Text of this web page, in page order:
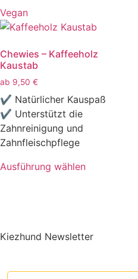
Vegan
Chewies – Kaffeeholz
Kaustab
ab 9,50 €
✔ Natürlicher Kauspaß
✔ Unterstützt die
Zahnreinigung und
Zahnfleischpflege
Ausführung wählen
Varianten
Kiezhund Newsletter